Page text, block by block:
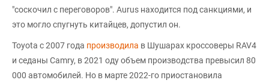
"соскочил с переговоров". Aurus находится под санкциями, и
это могло спугнуть китайцев, допустил он.
Toyota с 2007 года производила в Шушарах кроссоверы RAV4
и седаны Camry, в 2021 оду объем производства превысил 80
000 автомобилей. Но в марте 2022-го приостановила